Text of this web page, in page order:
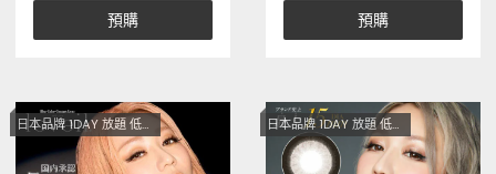
預購 預購
日本品牌 1DAY 放題 低至$128 日本品牌 1DAY 放題 低至$128